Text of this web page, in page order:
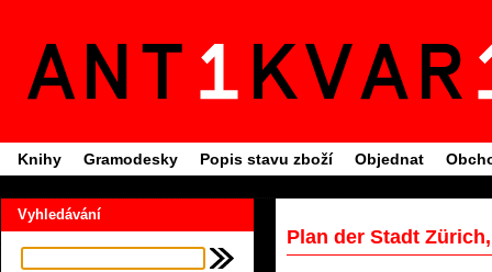
Knihy Gramodesky Popis stavu zboží Objednat
Vyhledávání
Plan der Stadt